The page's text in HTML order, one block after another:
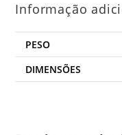
Informação
PESO
DIMENSÕES